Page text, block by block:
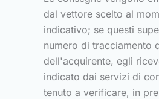
dal vettore scelto al
indicativo; se questi
numero di tracciamento
dell'acquirente, egli
indicato dai servizi di
tenuto a verificare, in